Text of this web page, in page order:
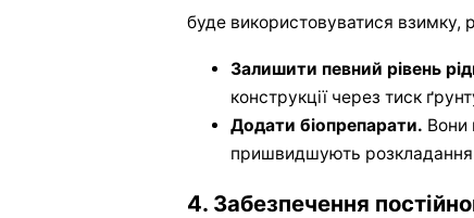
буде використовуватися взимку,
Залишити певний рівень
конструкції через тиск
Додати біопрепарати. Вони
пришвидшують розкладання
4. Забезпечення